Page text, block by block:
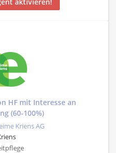
HF mit Interesse an
(60-100%)
Kriens AG